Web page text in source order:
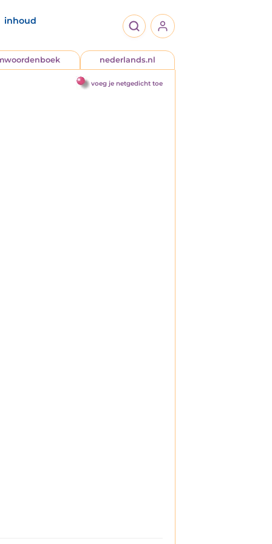
inhoud
nederlands.nl
voeg je netgedicht toe